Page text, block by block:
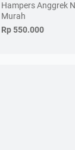
Hampers Anggrek
Murah
Rp 550.000